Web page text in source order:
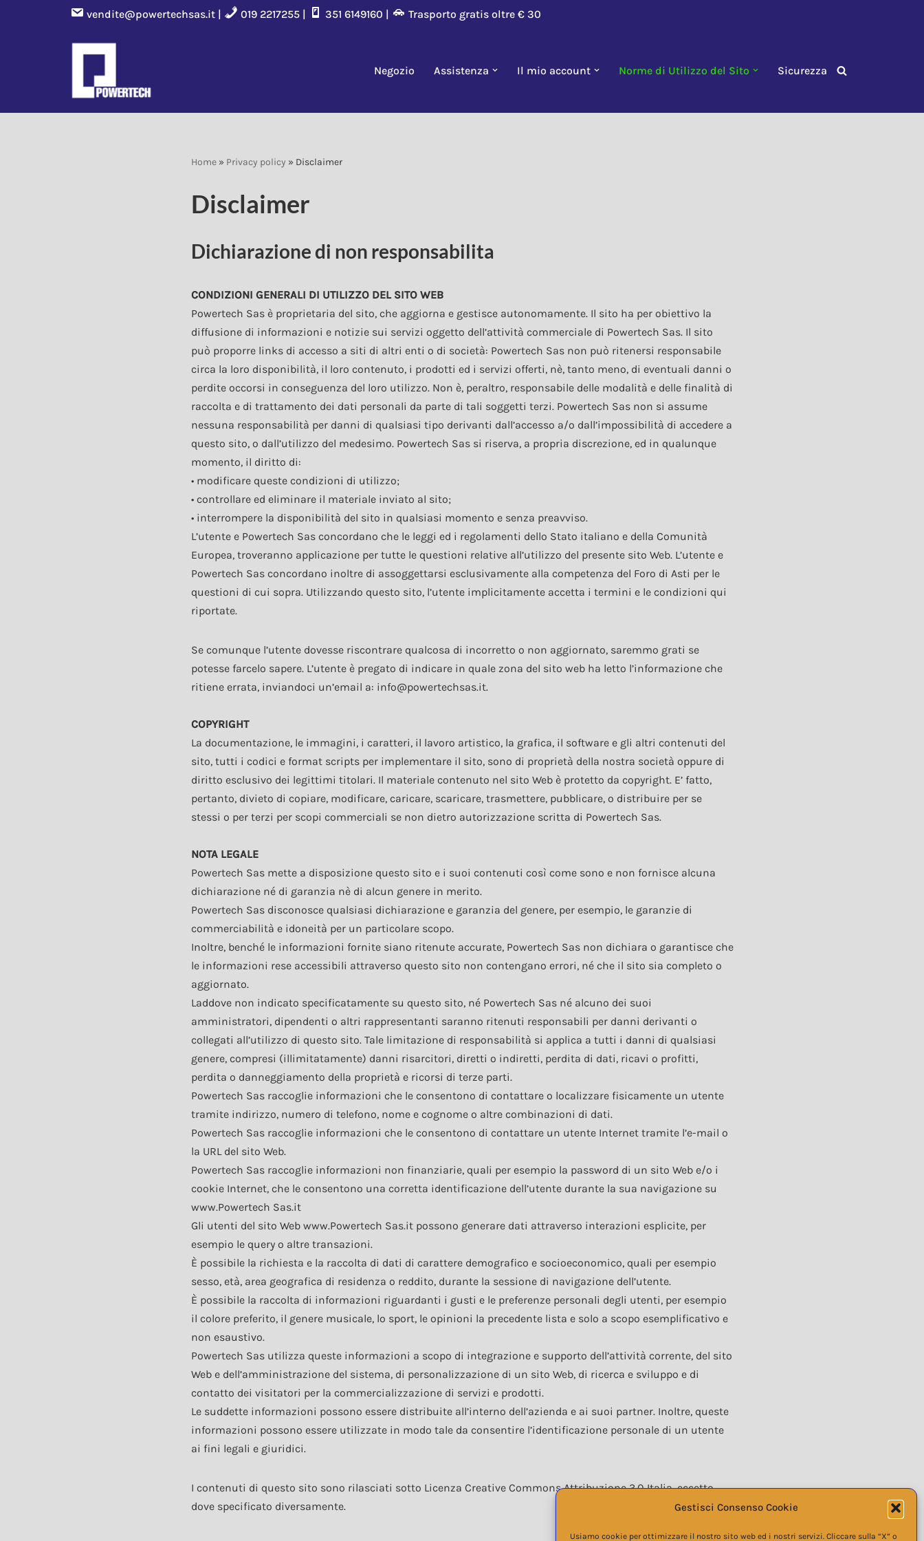
Gestisci Consenso Cookie
Usiamo cookie per ottimizzare il nostro sito web ed i nostri servizi. Cliccare sulla “X” o
vendite@powertechsas.it | 019 2217255 | 351 6149160 | Trasporto gratis oltre € 30
Negozio Assistenza Il mio account Norme di Utilizzo del Sito Sicurezza
Home» Privacy policy » Disclaimer
Disclaimer
Dichiarazione di non responsabilita
CONDIZIONI GENERALI DI UTILIZZO DEL SITO WEB
Powertech Sas è proprietaria del sito, che aggiorna e gestisce autonomamente. Il sito ha per obiettivo la
diffusione di informazioni e notizie sui servizi oggetto dell’attività commerciale di Powertech Sas. Il sito
può proporre links di accesso a siti di altri enti o di società: Powertech Sas non può ritenersi responsabile
circa la loro disponibilità, il loro contenuto, i prodotti ed i servizi offerti, nè, tanto meno, di eventuali danni o
perdite occorsi in conseguenza del loro utilizzo. Non è, peraltro, responsabile delle modalità e delle finalità di
raccolta e di trattamento dei dati personali da parte di tali soggetti terzi. Powertech Sas non si assume
nessuna responsabilità per danni di qualsiasi tipo derivanti dall’accesso a/o dall’impossibilità di accedere a
questo sito, o dall’utilizzo del medesimo. Powertech Sas si riserva, a propria discrezione, ed in qualunque
momento, il diritto di:
• modificare queste condizioni di utilizzo;
• controllare ed eliminare il materiale inviato al sito;
• interrompere la disponibilità del sito in qualsiasi momento e senza preavviso.
L’utente e Powertech Sas concordano che le leggi ed i regolamenti dello Stato italiano e della Comunità
Europea, troveranno applicazione per tutte le questioni relative all’utilizzo del presente sito Web. L’utente e
Powertech Sas concordano inoltre di assoggettarsi esclusivamente alla competenza del Foro di Asti per le
questioni di cui sopra. Utilizzando questo sito, l’utente implicitamente accetta i termini e le condizioni qui
riportate.
Se comunque l’utente dovesse riscontrare qualcosa di incorretto o non aggiornato, saremmo grati se
potesse farcelo sapere. L’utente è pregato di indicare in quale zona del sito web ha letto l’informazione che
ritiene errata, inviandoci un’email a: info@powertechsas.it.
COPYRIGHT
La documentazione, le immagini, i caratteri, il lavoro artistico, la grafica, il software e gli altri contenuti del
sito, tutti i codici e format scripts per implementare il sito, sono di proprietà della nostra società oppure di
diritto esclusivo dei legittimi titolari. Il materiale contenuto nel sito Web è protetto da copyright. E’ fatto,
pertanto, divieto di copiare, modificare, caricare, scaricare, trasmettere, pubblicare, o distribuire per se
stessi o per terzi per scopi commerciali se non dietro autorizzazione scritta di Powertech Sas.
NOTA LEGALE
Powertech Sas mette a disposizione questo sito e i suoi contenuti così come sono e non fornisce alcuna
dichiarazione né di garanzia nè di alcun genere in merito.
Powertech Sas disconosce qualsiasi dichiarazione e garanzia del genere, per esempio, le garanzie di
commerciabilità e idoneità per un particolare scopo.
Inoltre, benché le informazioni fornite siano ritenute accurate, Powertech Sas non dichiara o garantisce che
le informazioni rese accessibili attraverso questo sito non contengano errori, né che il sito sia completo o
aggiornato.
Laddove non indicato specificatamente su questo sito, né Powertech Sas né alcuno dei suoi
amministratori, dipendenti o altri rappresentanti saranno ritenuti responsabili per danni derivanti o
collegati all’utilizzo di questo sito. Tale limitazione di responsabilità si applica a tutti i danni di qualsiasi
genere, compresi (illimitatamente) danni risarcitori, diretti o indiretti, perdita di dati, ricavi o profitti,
perdita o danneggiamento della proprietà e ricorsi di terze parti.
Powertech Sas raccoglie informazioni che le consentono di contattare o localizzare fisicamente un utente
tramite indirizzo, numero di telefono, nome e cognome o altre combinazioni di dati.
Powertech Sas raccoglie informazioni che le consentono di contattare un utente Internet tramite l’e-mail o
la URL del sito Web.
Powertech Sas raccoglie informazioni non finanziarie, quali per esempio la password di un sito Web e/o i
cookie Internet, che le consentono una corretta identificazione dell’utente durante la sua navigazione su
www.Powertech Sas.it
Gli utenti del sito Web www.Powertech Sas.it possono generare dati attraverso interazioni esplicite, per
esempio le query o altre transazioni.
È possibile la richiesta e la raccolta di dati di carattere demografico e socioeconomico, quali per esempio
sesso, età, area geografica di residenza o reddito, durante la sessione di navigazione dell’utente.
È possibile la raccolta di informazioni riguardanti i gusti e le preferenze personali degli utenti, per esempio
il colore preferito, il genere musicale, lo sport, le opinioni la precedente lista e solo a scopo esemplificativo e
non esaustivo.
Powertech Sas utilizza queste informazioni a scopo di integrazione e supporto dell’attività corrente, del sito
Web e dell’amministrazione del sistema, di personalizzazione di un sito Web, di ricerca e sviluppo e di
contatto dei visitatori per la commercializzazione di servizi e prodotti.
Le suddette informazioni possono essere distribuite all’interno dell’azienda e ai suoi partner. Inoltre, queste
informazioni possono essere utilizzate in modo tale da consentire l’identificazione personale di un utente
ai fini legali e giuridici.
I contenuti di questo sito sono rilasciati sotto Licenza Creative Commons Attribuzione 3.0 Italia, eccetto
dove specificato diversamente.